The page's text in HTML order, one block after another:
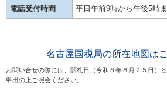
電話受付時間 平日午前9時から午後5時
名古屋国税局の所在地図は
お問い合せの際には、開札日（令和８年８月２５日）
申出の上ご照会ください。